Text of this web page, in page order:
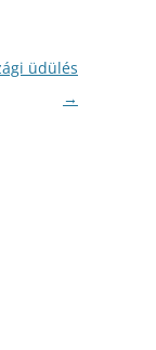
üdülés
→